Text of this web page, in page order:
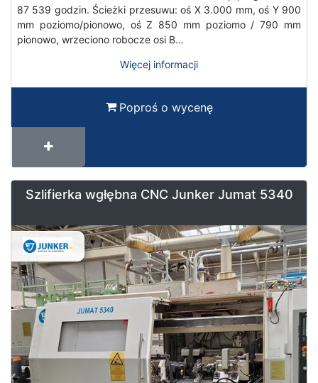
87 539 godzin. Ścieżki przesuwu: oś X 3.000 mm, oś Y 900
mm poziomo/pionowo, oś Z 850 mm poziomo / 790 mm
pionowo, wrzeciono robocze osi B…
Więcej informacji
Poproś o wycenę
Szlifierka wgłębna CNC Junker Jumat 5340